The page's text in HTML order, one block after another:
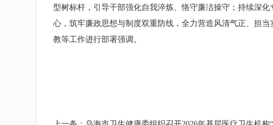
型树标杆，引导干部强化自我淬炼、恪守廉洁操守；持续深
心，筑牢廉政思想与制度双重防线，全力营造风清气正、担
教等工作进行部署强调。